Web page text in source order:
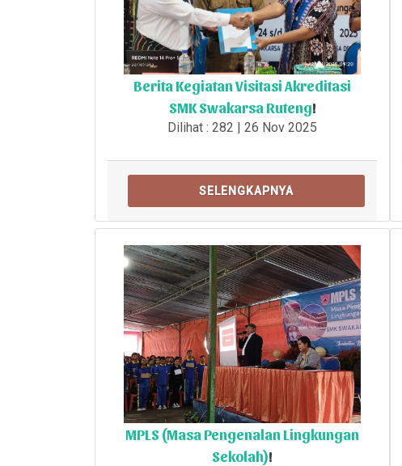
Berita Kegiatan Visitasi Akreditasi
SMK Swakarsa Ruteng!
Dilihat : 282 | 26 Nov 2025
SELENGKAPNYA
MPLS (Masa Pengenalan Lingkungan
Sekolah)!